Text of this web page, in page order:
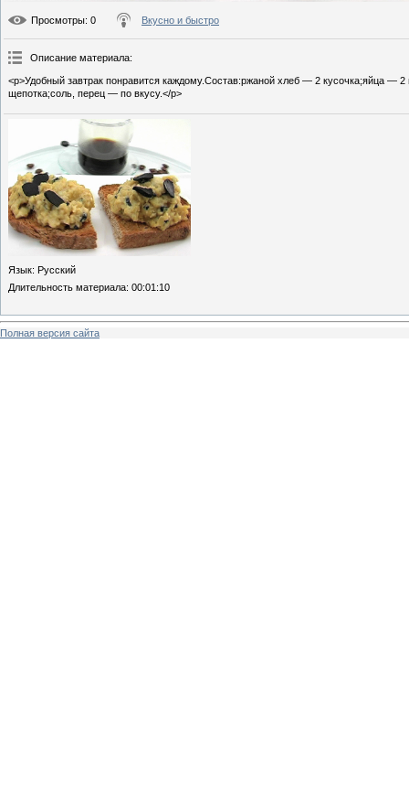
Просмотры: 0 Вкусно и быстро
Описание материала:
<p>Удобный завтрак понравится каждому.Состав:ржаной хлеб — 2 кусочка;яйца
щепотка;соль, перец — по вкусу.</p>
Язык: Русский
Длительность материала: 00:01:10
Полная версия сайта